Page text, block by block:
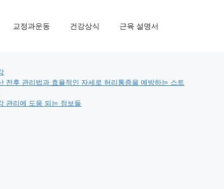
교정과운동 건강상식 근육 설명서
전후 관리법과 효율적인 자세로 허리통증을 예방하는 스트
관리에 도움 되는 정보들